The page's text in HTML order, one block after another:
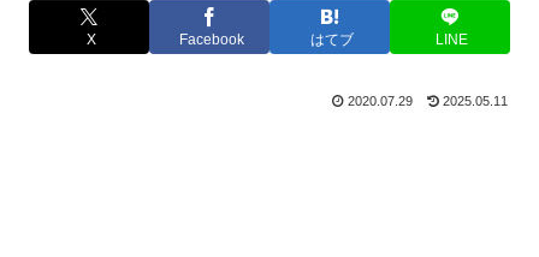
X Facebook はてブ LINE
2020.07.29 2025.05.11